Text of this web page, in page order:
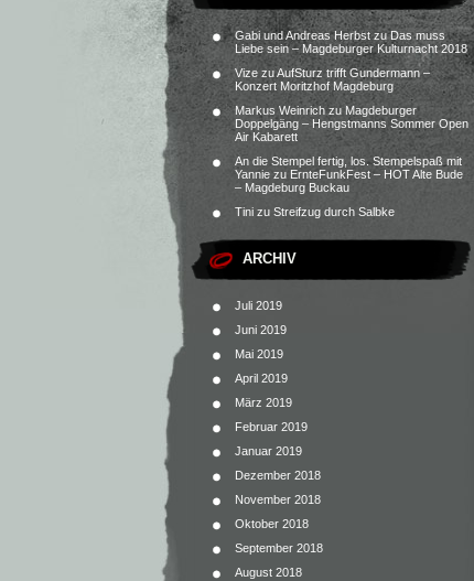
Gabi und Andreas HerbstzuDas muss
Liebe sein – Magdeburger Kulturnacht 2018
Vize zuAufSturz trifft Gundermann –
Konzert Moritzhof Magdeburg
Markus Weinrich zu Magdeburger
Doppelgäng – Hengstmanns Sommer Open
Air Kabarett
An die Stempel fertig, los. Stempelspaß mit
Yannie zu ErnteFunkFest – HOT Alte Bude
– Magdeburg Buckau
Tini zu Streifzug durch Salbke
ARCHIV
Juli 2019
Juni 2019
Mai 2019
April 2019
März 2019
Februar 2019
Januar 2019
Dezember 2018
November 2018
Oktober 2018
September 2018
August 2018